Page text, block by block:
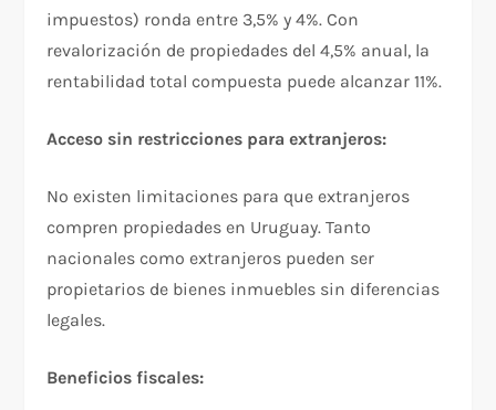
impuestos) ronda entre 3,5% y 4%. Con
revalorización de propiedades del 4,5% anual, la
rentabilidad total compuesta puede alcanzar 11%.​
Acceso sin restricciones para extranjeros:
No existen limitaciones para que extranjeros
compren propiedades en Uruguay. Tanto
nacionales como extranjeros pueden ser
propietarios de bienes inmuebles sin diferencias
legales.​
Beneficios fiscales: